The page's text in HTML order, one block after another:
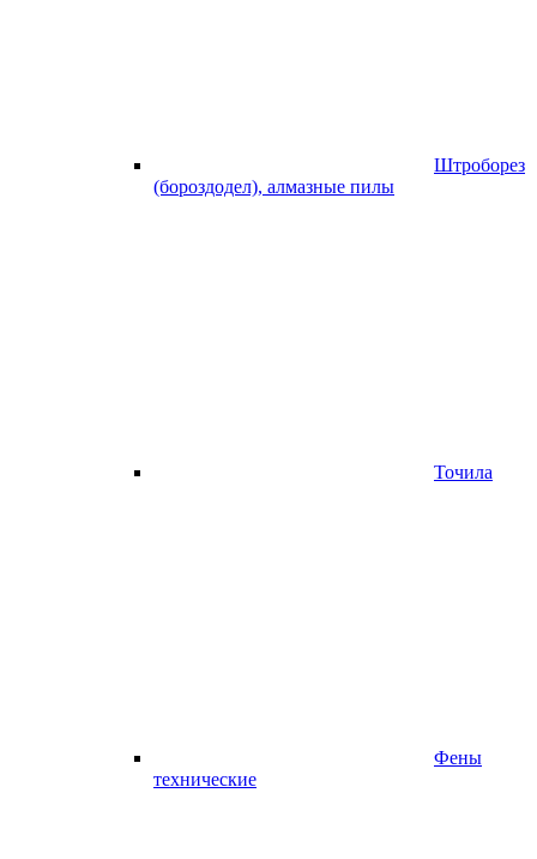
Штроборез
(бороздодел), алмазные пилы
Точила
Фены
технические